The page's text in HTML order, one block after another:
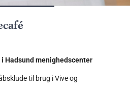
Hadsund menighedscenter
til brug i Vive og